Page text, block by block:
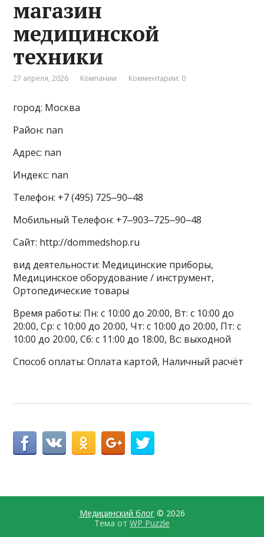
магазин
медицинской
техники
27 апреля, 2026 Компании Комментарии: 0
город: Москва
Район: nan
Адрес: nan
Индекс: nan
Телефон: +7 (495) 725‒90‒48
Мобильный Телефон: +7‒903‒725‒90‒48
Сайт: http://dommedshop.ru
вид деятельности: Медицинские приборы,
Медицинское оборудование / инструмент,
Ортопедические товары
Время работы: Пн: с 10:00 до 20:00, Вт: с 10:00 до
20:00, Ср: с 10:00 до 20:00, Чт: с 10:00 до 20:00, Пт: с
10:00 до 20:00, Сб: с 11:00 до 18:00, Вс: выходной
Способ оплаты: Оплата картой, Наличный расчёт
Медицинский блог© 2026
Тема от WP Puzzle